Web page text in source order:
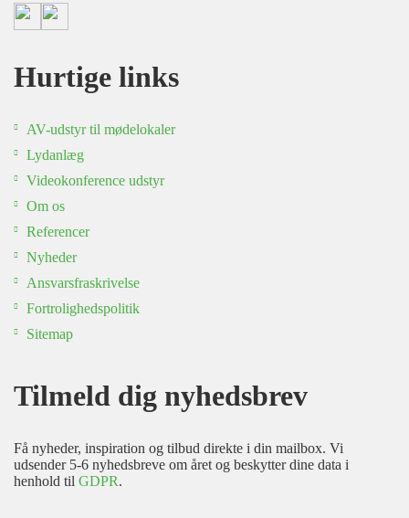
Hurtige links
AV-udstyr til mødelokaler
Lydanlæg
Videokonference udstyr
Om os
Referencer
Nyheder
Ansvarsfraskrivelse
Fortrolighedspolitik
Sitemap
Tilmeld dig nyhedsbrev
Få nyheder, inspiration og tilbud direkte i din mailbox. Vi
udsender 5-6 nyhedsbreve om året og beskytter dine data i
henhold til GDPR.